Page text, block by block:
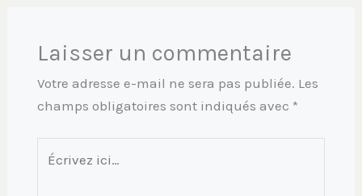
Laisser un commentaire
Votre adresse e-mail ne sera pas publiée. Les
champs obligatoires sont indiqués avec *